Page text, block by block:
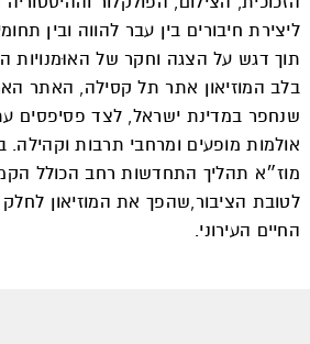
ליצירת חיבורים בין עבר להווה ובין
תוך דגש על הצגה וחקר של האוּמנויות
בלב המוזיאון אתר תל קסילה, האתר
שנחפר במדינת ישראל, לצד פסיפסים
אולמות מופעים ומרחבי תרבות וקהילה.
מוז״א תהליך התחדשות רחב הכולל
לטובת הציבור,שהפך את המוזיאון
החיים העירוני.